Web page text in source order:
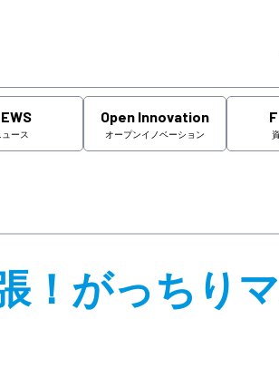
ュース
Open Innovation
オープンイノベーション
！がっちり